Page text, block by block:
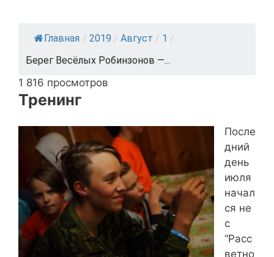
Главная / 2019 / Август / 1 /
Берег Весёлых Робинзонов —...
1 816 просмотров
Тренинг
После
дний
день
июля
начал
ся не
с
“Расс
ветно